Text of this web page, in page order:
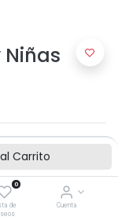
Carrito
0
de
Cuenta